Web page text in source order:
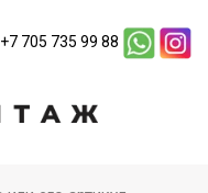
+7 705 735 99 88